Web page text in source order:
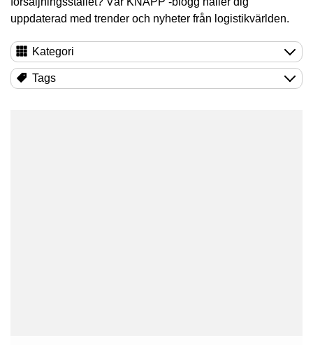
uppdaterad med trender och nyheter från logistikvärlden.